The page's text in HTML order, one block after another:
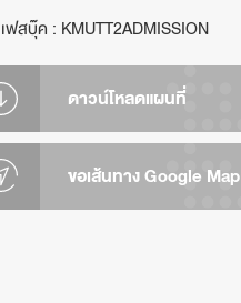
เฟสบุ๊ค : KMUTT2ADMISSION
ดาวน์โหลดแผนที่
ขอเส้นทาง Google Map